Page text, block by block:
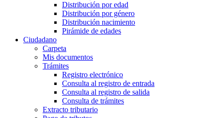
Distribución por edad
Distribución por género
Distribución nacimiento
Pirámide de edades
Ciudadano
Carpeta
Mis documentos
Trámites
Registro electrónico
Consulta al registro de entrada
Consulta al registro de salida
Consulta de trámites
Extracto tributario